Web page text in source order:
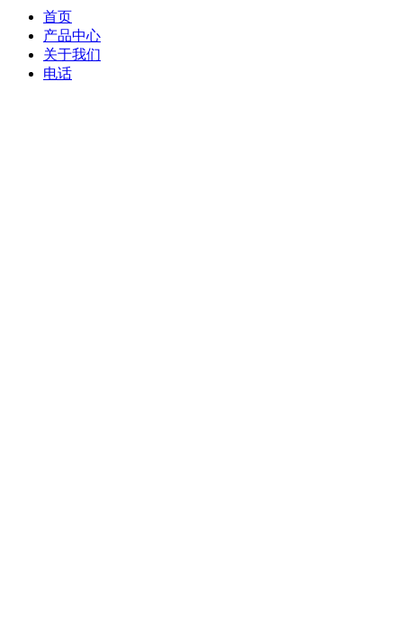
首页
产品中心
关于我们
电话